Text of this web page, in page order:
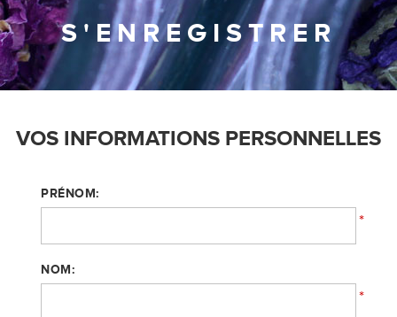
S'ENREGISTRER
VOS INFORMATIONS PERSONNELLES
PRÉNOM:
*
NOM:
*